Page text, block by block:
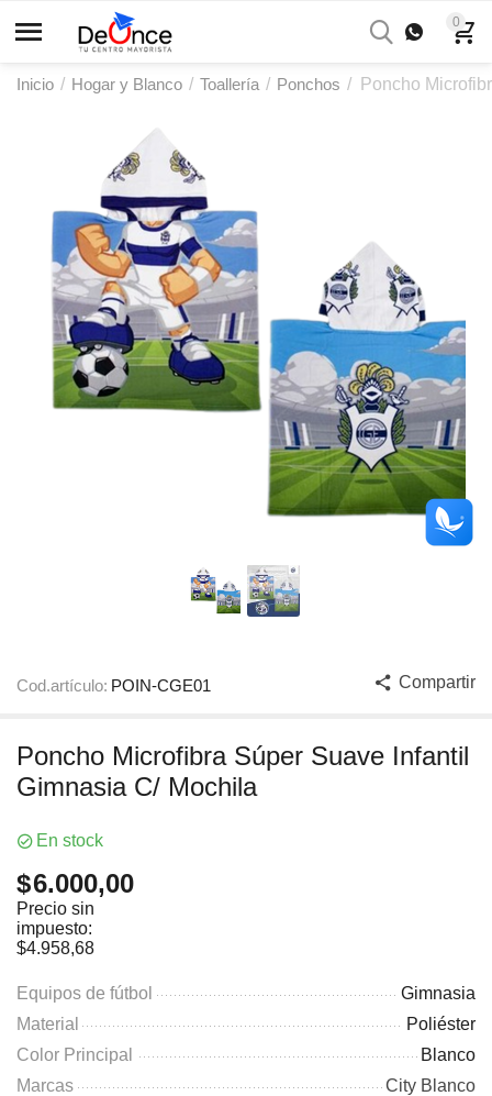
0
Inicio / Hogar y Blanco / Toallería / Ponchos / Poncho
Cod.artículo: POIN-CGE01 Compartir
Poncho Microfibra Súper Suave Infantil
Gimnasia C/ Mochila
En stock
$6.000,00
Precio sin
impuesto:
$4.958,68
Equipos de fútbol
Gimnasia
Material
Poliéster
Color Principal
Blanco
Marcas
City Blanco